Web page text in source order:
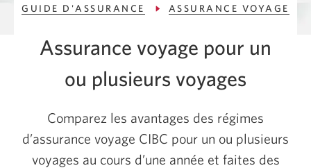
direct
Guide d'assurance
Assurance voyage
Assurance voyage pour voyage unique ou pour
voyages multiples
GUIDE D'ASSURANCE ASSURANCE VOYAGE
Assurance voyage pour un
ou plusieurs voyages
Comparez les avantages des régimes
d’assurance voyage CIBC pour un ou plusieurs
voyages au cours d’une année et faites des